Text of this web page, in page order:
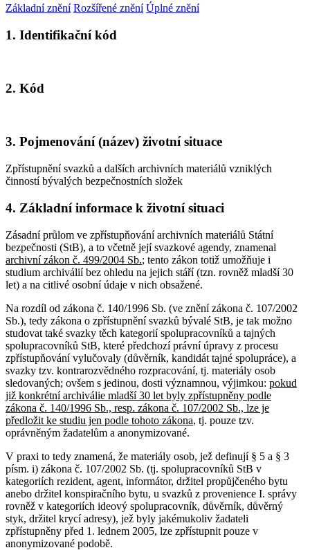
Základní znění Rozšířené znění Úplné znění
1. Identifikační kód
2. Kód
3. Pojmenování (název) životní situace
Zpřístupnění svazků a dalších archivních materiálů vzniklých
činností bývalých bezpečnostních složek
4. Základní informace k životní situaci
Zásadní průlom ve zpřístupňování archivních materiálů Státní
bezpečnosti (StB), a to včetně její svazkové agendy, znamenal
archivní zákon č. 499/2004 Sb.; tento zákon totiž umožňuje i
studium archiválií bez ohledu na jejich stáří (tzn. rovněž mladší 30
let) a na citlivé osobní údaje v nich obsažené.
Na rozdíl od zákona č. 140/1996 Sb. (ve znění zákona č. 107/2002
Sb.), tedy zákona o zpřístupnění svazků bývalé StB, je tak možno
studovat také svazky těch kategorií spolupracovníků a tajných
spolupracovníků StB, které předchozí právní úpravy z procesu
zpřístupňování vylučovaly (důvěrník, kandidát tajné spolupráce), a
svazky tzv. kontrarozvědného rozpracování, tj. materiály osob
sledovaných; ovšem s jedinou, dosti významnou, výjimkou: pokud
již konkrétní archiválie mladší 30 let byly zpřístupněny podle
zákona č. 140/1996 Sb., resp. zákona č. 107/2002 Sb., lze je
předložit ke studiu jen podle tohoto zákona, tj. pouze tzv.
oprávněným žadatelům a anonymizované.
V praxi to tedy znamená, že materiály osob, jež definují § 5 a § 3
písm. i) zákona č. 107/2002 Sb. (tj. spolupracovníků StB v
kategoriích rezident, agent, informátor, držitel propůjčeného bytu
anebo držitel konspiračního bytu, u svazků z provenience I. správy
rovněž v kategoriích ideový spolupracovník, důvěrník, důvěrný
styk, držitel krycí adresy), jež byly jakémukoliv žadateli
zpřístupněny před 1. lednem 2005, lze zpřístupnit pouze v
anonymizované podobě.